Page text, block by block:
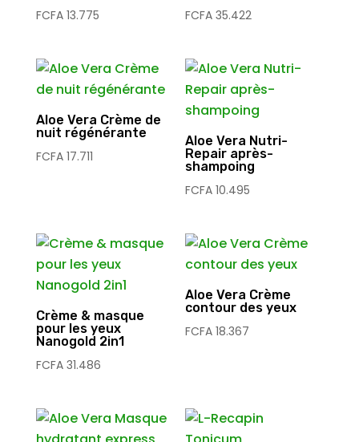
FCFA13.775 FCFA 35.422
Aloe Vera Crème de
nuit régénérante
FCFA17.711
Aloe Vera Nutri-
Repair après-
shampoing
FCFA 10.495
Crème & masque
pour les yeux
Nanogold 2in1
FCFA31.486
Aloe Vera Crème
contour des yeux
FCFA 18.367